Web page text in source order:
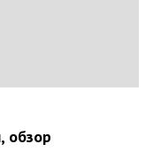
обзор